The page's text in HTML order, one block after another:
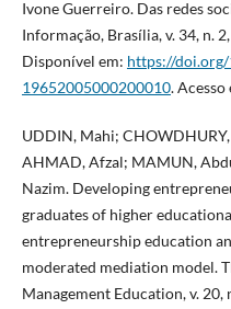
Ivone Guerreiro. Das redes
Informação, Brasília, v. 34, n.
Disponível em: https://
19652005000200010.
UDDIN, Mahi;
AHMAD, Afzal; MAMUN,
Nazim. Developing
graduates of higher
entrepreneurship education
moderated mediation model.
Management Education, v.